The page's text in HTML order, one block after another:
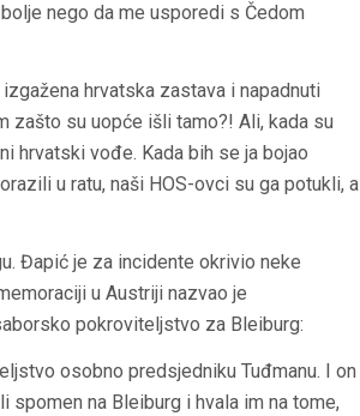
nego da me usporedi s Čedom
hrvatska zastava i napadnuti
zašto su uopće išli tamo?! Ali, kada su
hrvatski vođe. Kada bih se ja bojao
u ratu, naši HOS-ovci su ga potukli, a
Đapić je za incidente okrivio neke
u Austriji nazvao je
pokroviteljstvo za Bleiburg:
osobno predsjedniku Tuđmanu. I on
na Bleiburg i hvala im na tome,